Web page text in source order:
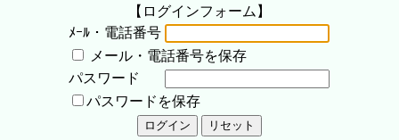
【ログインフォーム】
ﾒｰﾙ・電話番号
メール・電話番号を保存
パスワード
パスワードを保存